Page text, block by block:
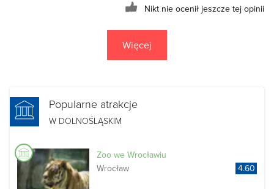
Nikt nie ocenił jeszcze tej opinii
Więcej
Popularne atrakcje
W DOLNOŚLĄSKIM
Zoo we Wrocławiu
Wrocław
4.60